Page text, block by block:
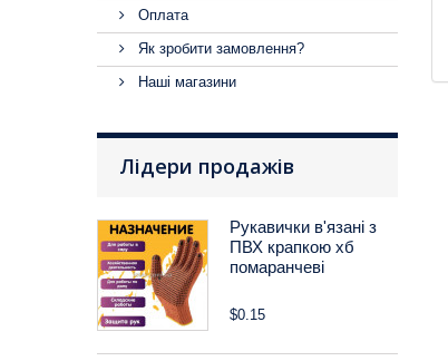
Оплата
Як зробити замовлення?
Наші магазини
Лідери продажів
Рукавички в'язані з
ПВХ крапкою хб
помаранчеві
$0.15